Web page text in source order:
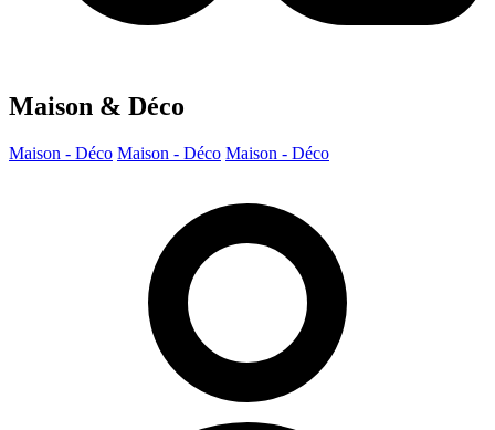
Maison & Déco
Maison - Déco Maison - Déco Maison - Déco